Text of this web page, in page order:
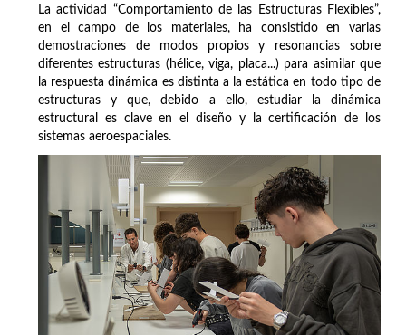
La actividad “Comportamiento de las Estructuras Flexibles”,
en el campo de los materiales, ha consistido en varias
demostraciones de modos propios y resonancias sobre
diferentes estructuras (hélice, viga, placa...) para asimilar que
la respuesta dinámica es distinta a la estática en todo tipo de
estructuras y que, debido a ello, estudiar la dinámica
estructural es clave en el diseño y la certificación de los
sistemas aeroespaciales.